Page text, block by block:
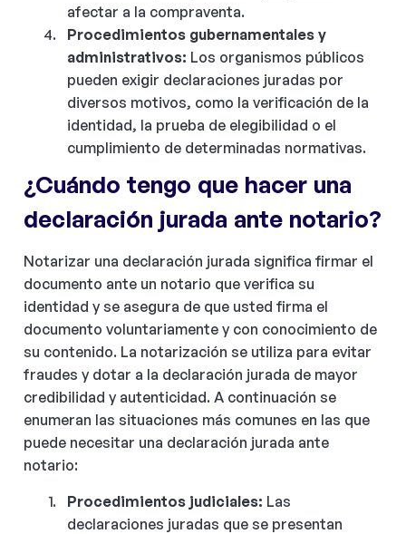
afectar a la compraventa.
Procedimientos gubernamentales y
administrativos: Los organismos públicos
pueden exigir declaraciones juradas por
diversos motivos, como la verificación de la
identidad, la prueba de elegibilidad o el
cumplimiento de determinadas normativas.
¿Cuándo tengo que hacer una
declaración jurada ante notario?
Notarizar una declaración jurada significa firmar el
documento ante un notario que verifica su
identidad y se asegura de que usted firma el
documento voluntariamente y con conocimiento de
su contenido. La notarización se utiliza para evitar
fraudes y dotar a la declaración jurada de mayor
credibilidad y autenticidad. A continuación se
enumeran las situaciones más comunes en las que
puede necesitar una declaración jurada ante
notario:
Procedimientos judiciales: Las
declaraciones juradas que se presentan